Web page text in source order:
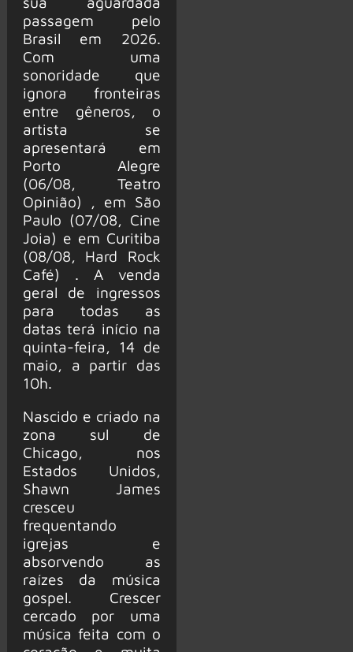
passagem pelo
Brasil em 2026.
Com uma
sonoridade que
ignora fronteiras
entre gêneros, o
artista se
apresentará em
Porto Alegre
(06/08, Teatro
Opinião) , em São
Paulo (07/08, Cine
Joia) e em Curitiba
(08/08, Hard Rock
Café) . A venda
geral de ingressos
para todas as
datas terá início na
quinta-feira, 14 de
maio, a partir das
10h.
Nascido e criado na
zona sul de
Chicago, nos
Estados Unidos,
Shawn James
cresceu
frequentando
igrejas e
absorvendo as
raízes da música
gospel. Crescer
cercado por uma
música feita com o